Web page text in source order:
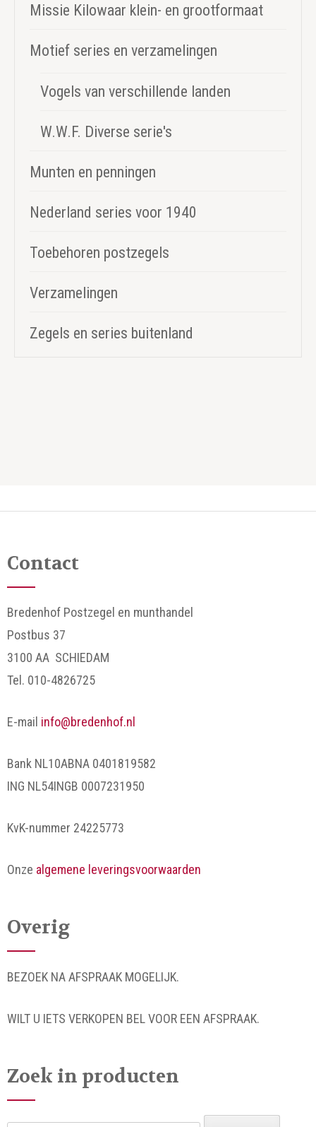
Missie Kilowaar klein- en grootformaat
Motief series en verzamelingen
Vogels van verschillende landen
W.W.F. Diverse serie's
Munten en penningen
Nederland series voor 1940
Toebehoren postzegels
Verzamelingen
Zegels en series buitenland
Contact
Bredenhof Postzegel en munthandel
Postbus 37
3100 AA SCHIEDAM
Tel. 010-4826725
E-mail info@bredenhof.nl
Bank NL10ABNA 0401819582
ING NL54INGB 0007231950
KvK-nummer 24225773
Onze algemene leveringsvoorwaarden
Overig
BEZOEK NA AFSPRAAK MOGELIJK.
WILT U IETS VERKOPEN BEL VOOR EEN AFSPRAAK.
Zoek in producten